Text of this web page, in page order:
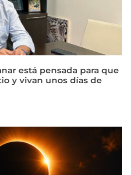
está pensada para que
y vivan unos días de